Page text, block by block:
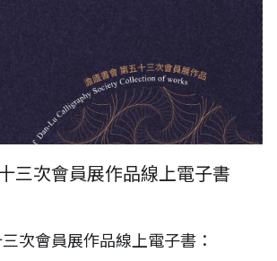
三次會員展作品線上電子書
次會員展作品線上電子書：